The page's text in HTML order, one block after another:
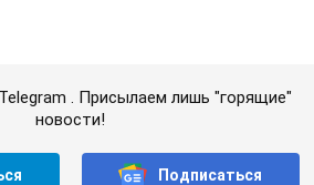
. Присылаем лишь "горящие"
новости!
Подписаться